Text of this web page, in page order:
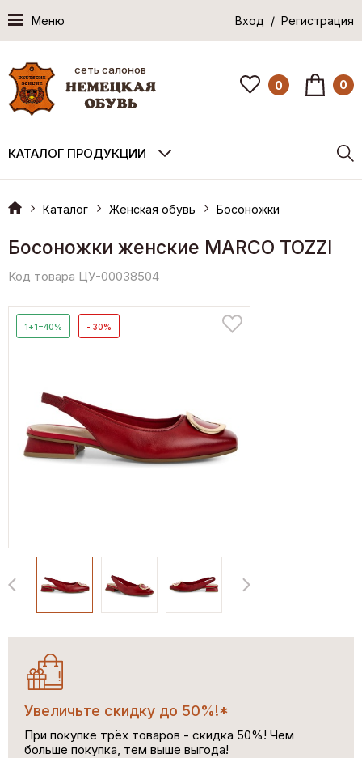
Меню Вход / Регистрация
сеть салонов
0 0
КАТАЛОГ ПРОДУКЦИИ
Каталог Женская обувь Босоножки
Босоножки женские MARCO TOZZI
Код товара ЦУ-00038504
1+1=40% - 30%
Увеличьте скидку до 50%!*
При покупке трёх товаров - скидка 50%! Чем
больше покупка, тем выше выгода!